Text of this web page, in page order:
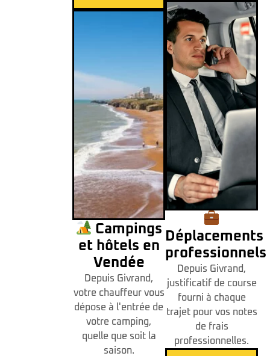
Campings
et hôtels en
Vendée
Depuis Givrand,
votre chauffeur vous
dépose à l'entrée de
votre camping,
quelle que soit la
saison.
Déplacements
professionnels
Depuis Givrand,
justificatif de course
fourni à chaque
trajet pour vos notes
de frais
professionnelles.